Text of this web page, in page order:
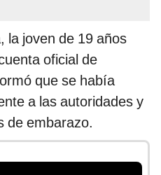
la joven de 19 años
oficial de
que se había
a las autoridades y
de embarazo.